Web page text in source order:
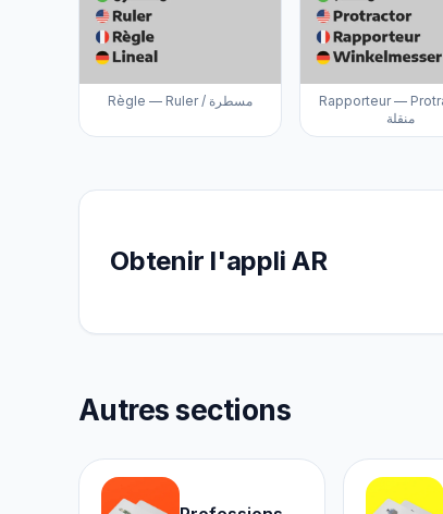
Règle — Ruler / مسطرة
Rapporteur —
منقلة
Obtenir l'appli AR
Autres sections